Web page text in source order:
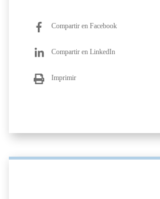
Compartir en Facebook
Compartir en LinkedIn
Imprimir